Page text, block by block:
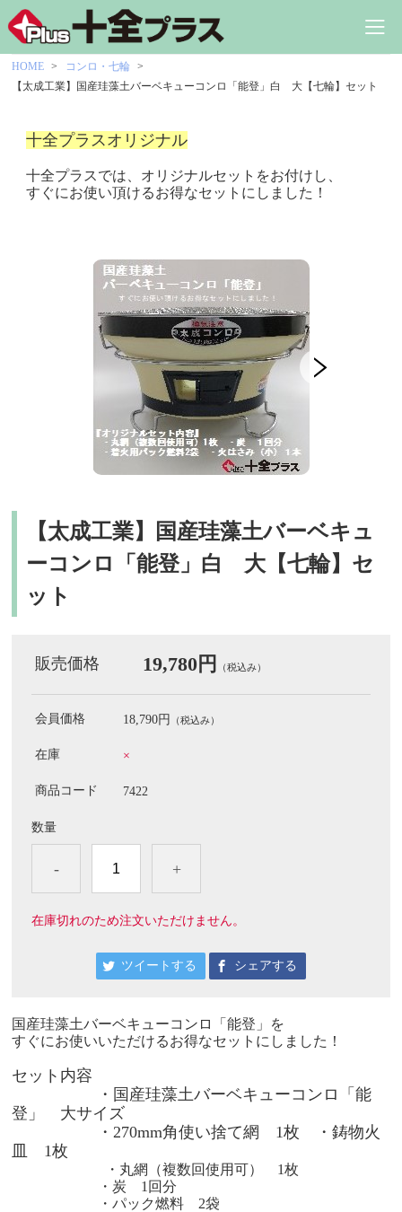
HOME
コンロ・七輪
【太成工業】国産珪藻土バーベキューコンロ「能登」白 大【七輪】セット
十全プラスオリジナル
十全プラスでは、オリジナルセットをお付けし、
すぐにお使い頂けるお得なセットにしました！
【太成工業】国産珪藻土バーベキュ
ーコンロ「能登」白 大【七輪】セ
ット
販売価格 19,780円 （税込み）
会員価格 18,790円 （税込み）
在庫 ×
商品コード 7422
数量
- +
在庫切れのため注文いただけません。
ツイートする シェアする
国産珪藻土バーベキューコンロ「能登」を
すぐにお使いいただけるお得なセットにしました！
セット内容
・ 国産珪藻土バーベキューコンロ「能
登」 大サイズ
・270mm角使い捨て網 1枚 ・鋳物火
皿 1枚
・丸網（複数回使用可） 1枚
・炭 1回分
・パック燃料 2袋